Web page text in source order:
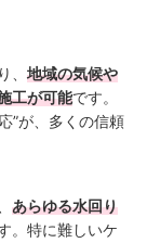
、 地域の気候や
工が可能です。
”が、多くの信頼
あらゆる水回り
。特に難しいケ